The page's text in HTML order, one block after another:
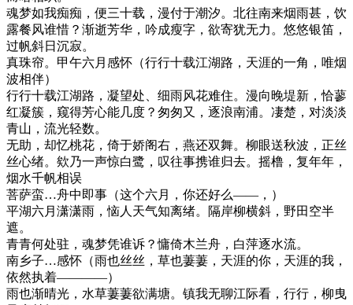
魂梦如我痴痴，便三十载，漫付于潮汐。北往南来烟雨甚，饮
露餐风谁惜？渐逝芳华，吟成瘦字，欲寄犹无力。悠悠银笛，
过帆斜日沉寂。
真珠帘。甲午六月感怀（行行十载江湖路，天涯的一角，唯烟
波相伴）
行行十载江湖路，凝望处、细雨风花难住。漫向晚堤新，恰蓼
红凝簇，窥得芳心能几度？匆匆又，逐浪南浦。凄楚，对淡淡
青山，流光轻数。
无助，却忆桃花，倚于娇阁右，燕还双舞。柳眼送秋波，正丝
丝心绪。欸乃一声惊白鹭，叹往事携谁归去。摇橹，复年年，
烟水千帆相误
菩萨蛮…舟中即事（这个六月，你还好么——，）
平湖六月潇潇雨，恼人天气知离绪。隔岸柳横斜，野田空半
遮。
青青何处驻，魂梦凭谁诉？慵倚木兰舟，白萍逐水流。
南乡子…感怀（雨也丝丝，草也萋萋，天涯的你，天涯的我，
依然执着————）
雨也渐晴光，水草萋萋欲满塘。镇我无聊江际看，行行，柳曳